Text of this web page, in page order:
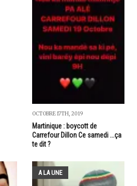
OCTOBRE 17TH, 2019
Martinique : boycott de
Carrefour Dillon Ce samedi ...ça
te dit ?
A LA UNE